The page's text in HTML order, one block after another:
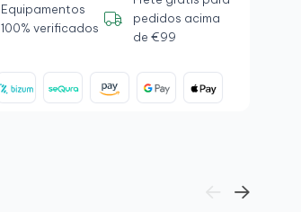
Equipamentos
100% verificados
pedidos acima
de €99